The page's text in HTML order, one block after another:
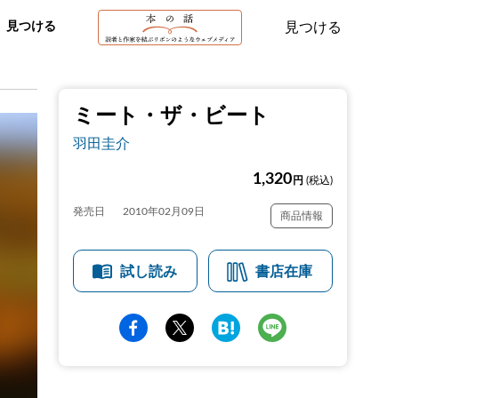
見つける 見つける
ミート・ザ・ビート
羽田圭介
1,320 円 (税込)
発売日 2010年02月09日 商品情報
試し読み 書店在庫